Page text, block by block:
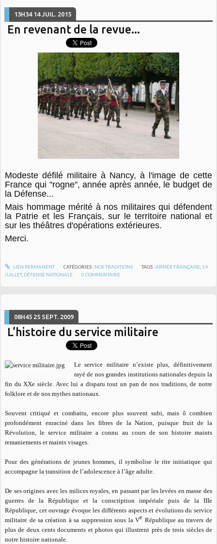
13H34 14 JUIL. 2015
En revenant de la revue...
Modeste défilé militaire à Nancy, à l'image de cette
France qui "rogne", année après année, le budget de
la Défense...
Mais hommage mérité à nos militaires qui défendent
la Patrie et les Français, sur le territoire national et
sur les théâtres d'opérations extérieures.
Merci.
LIEN PERMANENT CATÉGORIES : NOS TRADITIONS TAGS :ARMÉE FRANÇAISE, 14
JUILLET, DÉFENSE NATIONALE 0 COMMENTAIRE
08H45 25 SEPT. 2009
L’histoire du service militaire
Le service militaire n’existe plus, définitivement
rayé de nos grandes institutions nationales depuis la
fin du XXe siècle. Avec lui a disparu tout un pan de nos traditions, de notre
folklore et de nos mythes nationaux.
Souvent critiqué et combattu, encore plus souvent subi, mais ô combien
profondément enraciné dans les fibres de la Nation, puisque fruit de la
Révolution, le service militaire a connu au cours de son histoire maints
remaniements et maints visages.
Pour des générations de jeunes hommes, il symbolise le rite initiatique qui
accompagne la transition de l’adolescence à l’âge adulte.
De ses origines avec les milices royales, en passant par les levées en masse des
guerres de la République et la conscription impériale puis de la IIIe
République, cet ouvrage évoque les différents aspects et évolutions du service
militaire de sa création à sa suppression sous la Ve République au travers de
plus de deux cents documents et photos qui illustrent près de trois siècles de
notre histoire nationale.